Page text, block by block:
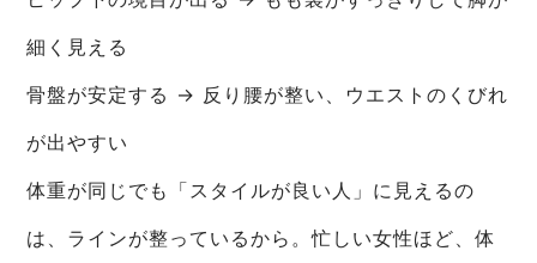
細く見える
骨盤が安定する → 反り腰が整い、ウエストのくびれ
が出やすい
体重が同じでも「スタイルが良い人」に見えるの
は、ラインが整っているから。忙しい女性ほど、体